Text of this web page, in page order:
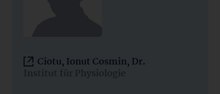
Ciotu, Ionut Cosmin, Dr.
Institut für Physiologie